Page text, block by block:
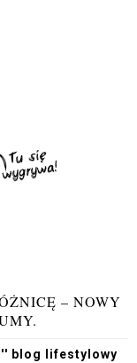
– NOWY
blog lifestylowy